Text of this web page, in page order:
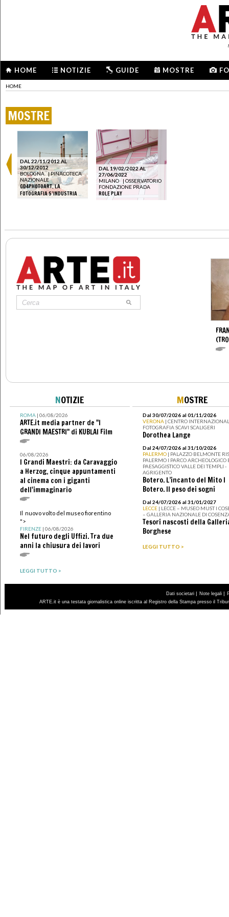
HOME NOTIZIE GUIDE MOSTRE
HOME
MOSTRE
DAL 22/11/2012 AL
30/12/2012
BOLOGNA |PINACOTECA
NAZIONALE
GD4PHOTOART. LA
FOTOGRAFIA S’INDUSTRIA
DAL 19/02/2022 AL
27/06/2022
MILANO
| OSSERVATORIO
FONDAZIONE PRADA
ROLE PLAY
NOTIZIE
ROMA| 06/08/2026
ARTE.it media partner de "I
GRANDI MAESTRI" di KUBLAI Film
06/08/2026
I Grandi Maestri: da Caravaggio
a Herzog, cinque appuntamenti
al cinema con i giganti
dell'immaginario
Il nuovo volto del museo fiorentino
">
FIRENZE| 06/08/2026
Nel futuro degli Uffizi. Tra due
anni la chiusura dei lavori
LEGGI TUTTO >
MOSTRE
Dal 30/07/2026 al 01/11/2026
VERONA | CENTRO
FOTOGRAFIA SCAVI SCALIGERI
Dorothea Lange
Dal 24/07/2026 al 31/10/2026
PALERMO | PALAZZO BELMONTE
PALERMO I PARCO ARCHEOLOGICO
PAESAGGISTICO VALLE DEI TEMPLI -
AGRIGENTO
Botero. L’incanto del Mito I
Botero. Il peso dei sogni
Dal 24/07/2026 al 31/01/2027
LECCE | LECCE – MUSEO MUST I
– GALLERIA NAZIONALE DI
Tesori nascosti della
Borghese
LEGGI TUTTO >
Dati societari | Note legali |
ARTE.it è una testata giornalistica online iscritta al Registro della Stampa presso il